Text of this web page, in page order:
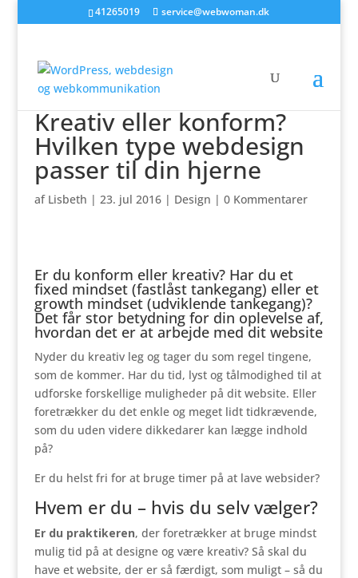
41265019 service@webwoman.dk
Kreativ eller konform?
Hvilken type webdesign
passer til din hjerne
af Lisbeth | 23. jul 2016| Design | 0 Kommentarer
Er du konform eller kreativ? Har du et
fixed mindset (fastlåst tankegang) eller et
growth mindset (udviklende tankegang)?
Det får stor betydning for din oplevelse af,
hvordan det er at arbejde med dit website
Nyder du kreativ leg og tager du som regel tingene,
som de kommer. Har du tid, lyst og tålmodighed til at
udforske forskellige muligheder på dit website. Eller
foretrækker du det enkle og meget lidt tidkrævende,
som du uden videre dikkedarer kan lægge indhold
på?
Er du helst fri for at bruge timer på at lave websider?
Hvem er du – hvis du selv vælger?
Er du praktikeren, der foretrækker at bruge mindst
mulig tid på at designe og være kreativ? Så skal du
have et website, der er så færdigt, som muligt – så du